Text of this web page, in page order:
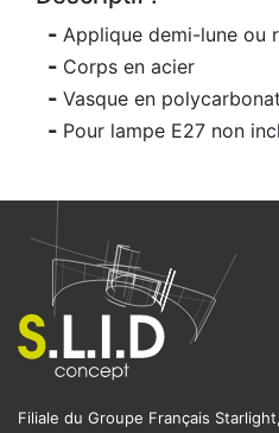
Applique demi-lune ou
Corps en acier
Vasque en
Pour lampe E27 non
Filiale du Groupe Français